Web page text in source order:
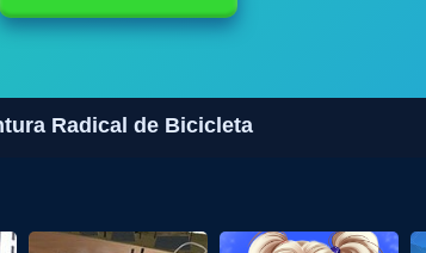
Radical de Bicicleta